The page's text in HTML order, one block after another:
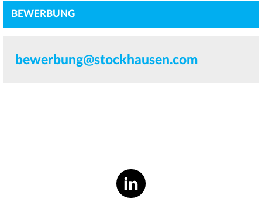
BEWERBUNG
bewerbung@stockhausen.com